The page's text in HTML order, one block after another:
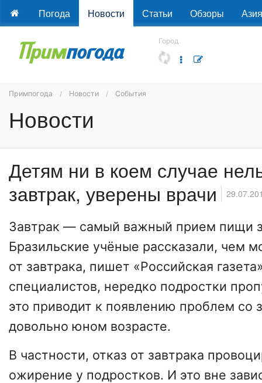
Погода Новости Статьи Обзоры Азия
Город
Примпогода Новости События
Новости
Детям ни в коем случае
завтрак, уверены врачи
Завтрак — самый важный прием пищи
Бразильские учёные рассказали, чем
от завтрака, пишет «Российская
специалистов, нередко подростки
это приводит к появлению проблем со
довольно юном возрасте.
В частности, отказ от завтрака
ожирение у подростков. И это вне